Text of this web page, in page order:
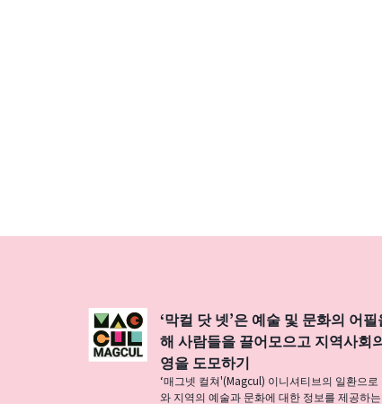
‘막컬 닷 넷’은 예술 및 문화의 어
해 사람들을 끌어모으고 지역사회
영을 도모하기
‘매그넷 컬쳐'(Magcul) 이니셔티브의 일환으로
와 지역의 예술과 문화에 대한 정보를 제공하